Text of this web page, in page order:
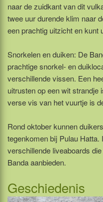
naar de zuidkant van dit
twee uur durende klim naar
een prachtig uitzicht en kunt
Snorkelen en duiken: De
prachtige snorkel- en
verschillende vissen. Een
uitrusten op een wit strandje
verse vis van het vuurtje is
Rond oktober kunnen
tegenkomen bij Pulau Hatta.
verschillende liveaboards
Banda aanbieden.
Geschiedenis